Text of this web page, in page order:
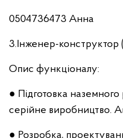
0504736473 Анна
3.Інженер-конструктор
Опис функціоналу:
● Підготовка
серійне виробництво.
● Розробка,